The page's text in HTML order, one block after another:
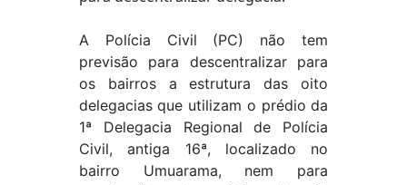
A Polícia Civil (PC) não tem
previsão para descentralizar para
os bairros a estrutura das oito
delegacias que utilizam o prédio da
1ª Delegacia Regional de Polícia
Civil, antiga 16ª, localizado no
bairro Umuarama, nem para